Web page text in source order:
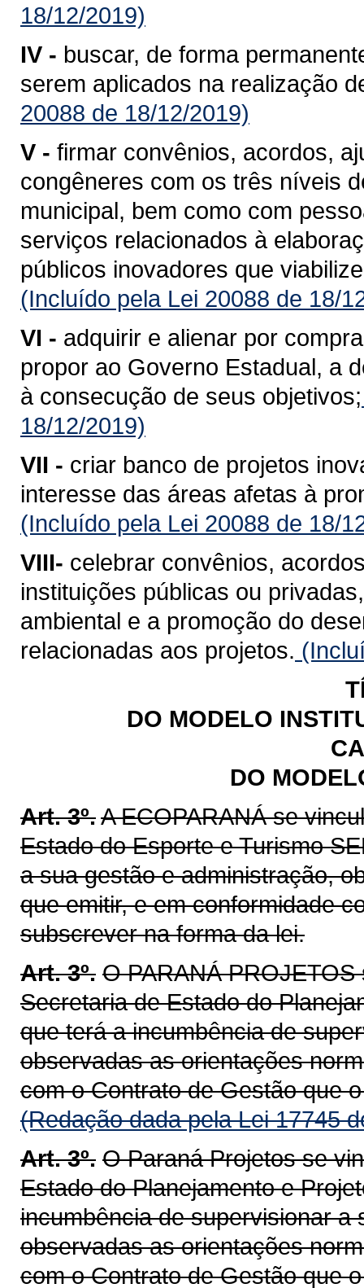
18/12/2019)
IV - buscar, de forma
serem aplicados na realização
20088 de 18/12/2019)
V - firmar convênios, acordos,
congêneres com os três níveis
municipal, bem como com
serviços relacionados à
públicos inovadores que
(Incluído pela Lei 20088 de 18/
VI - adquirir e alienar por
propor ao Governo Estadual, a
à consecução de seus objetivos;
18/12/2019)
VII - criar banco de projetos
interesse das áreas afetas à
(Incluído pela Lei 20088 de 18/
VIII- celebrar convênios,
instituições públicas ou
ambiental e a promoção do
relacionadas aos projetos.
DO MODELO
DO
Art. 3º.A ECOPARANÁ se
Estado do Esporte e Turismo
a sua gestão e administração,
que emitir, e em conformidade
subscrever na forma da lei.
Art. 3º. O PARANÁ
Secretaria de Estado do
que terá a incumbência de
observadas as orientações
com o Contrato de Gestão que
(Redação dada pela Lei 17745
Art. 3º. O Paraná Projetos se
Estado do Planejamento e
incumbência de supervisionar a
observadas as orientações
com o Contrato de Gestão que